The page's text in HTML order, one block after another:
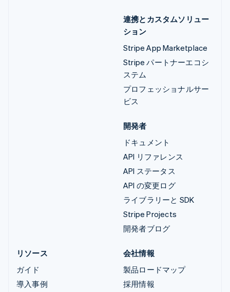
連携とカスタムソリュー
ション
Stripe App Marketplace
Stripe パートナーエコシ
ステム
プロフェッショナルサー
ビス
開発者
ドキュメント
API リファレンス
API ステータス
API の変更ログ
ライブラリーと SDK
Stripe Projects
開発者ブログ
リソース
ガイド
導入事例
会社情報
製品ロードマップ
採用情報